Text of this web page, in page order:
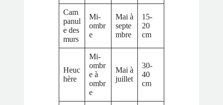
Cam
panul
e des
murs
Mi-
ombr
e
Mai à
septe
mbre
15-
20
cm
Heuc
hère
Mi-
ombr
e à
ombr
e
Mai à
juillet
30-
40
cm